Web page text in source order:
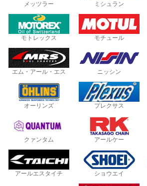
メッツラー ミシュラン
モトレックス モチュール
エム・アール・エス ニッシン
オーリンズ プレクサス
クァンタム アールケー
アールエスタイチ ショウエイ